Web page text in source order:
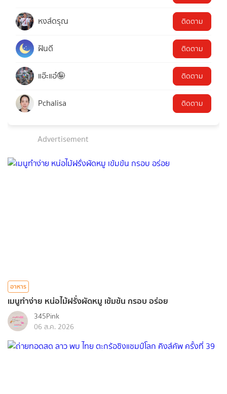
หงส์ดรุณ ติดตาม
ฝันดี ติดตาม
แอ๊ะแอ๋🤪 ติดตาม
Pchalisa ติดตาม
Advertisement
อาหาร
เมนูทำง่าย หน่อไม้ฝรั่งผัดหมู เข้มข้น กรอบ อร่อย
345Pink
06 ส.ค. 2026